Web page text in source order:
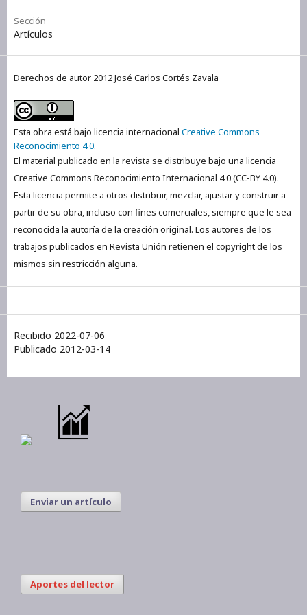
Sección
Artículos
Derechos de autor 2012 José Carlos Cortés Zavala
Esta obra está bajo licencia internacional Creative Commons
Reconocimiento 4.0.
El material publicado en la revista se distribuye bajo una licencia
Creative Commons Reconocimiento Internacional 4.0 (CC-BY 4.0).
Esta licencia permite a otros distribuir, mezclar, ajustar y construir a
partir de su obra, incluso con fines comerciales, siempre que le sea
reconocida la autoría de la creación original. Los autores de los
trabajos publicados en Revista Unión retienen el copyright de los
mismos sin restricción alguna.
Recibido 2022-07-06
Publicado 2012-03-14
Enviar un artículo
Aportes del lector